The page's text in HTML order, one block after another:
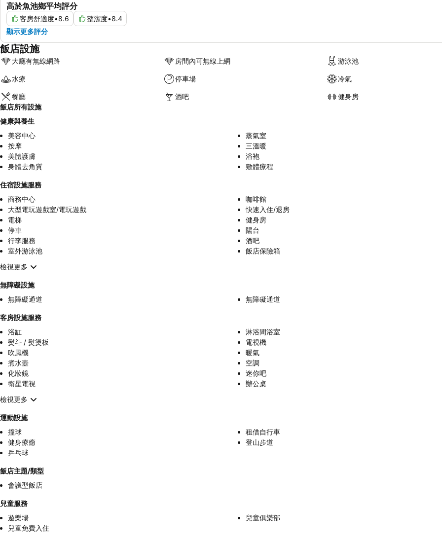
高於魚池鄉平均評分
客房舒適度•8.6 整潔度•8.4
顯示更多評分
飯店設施
大廳有無線網路 房間內可無線上網 游泳池
水療 停車場 冷氣
餐廳 酒吧
健身房
飯店所有設施
健康與養生
美容中心
蒸氣室
按摩
三溫暖
美體護膚
浴袍
身體去角質
敷體療程
住宿設施服務
商務中心
咖啡館
大型電玩遊戲室/電玩遊戲
快速入住/退房
電梯
健身房
停車
陽台
行李服務
酒吧
室外游泳池
飯店保險箱
檢視更多
無障礙設施
無障礙通道
無障礙通道
客房設施服務
浴缸
淋浴間浴室
熨斗 / 熨燙板
電視機
吹風機
暖氣
煮水壺
空調
化妝鏡
迷你吧
衛星電視
辦公桌
檢視更多
運動設施
撞球
租借自行車
健身療癒
登山步道
乒乓球
飯店主題/類型
會議型飯店
兒童服務
遊樂場
兒童俱樂部
兒童免費入住